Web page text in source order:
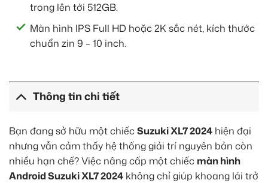
trong lên tới 512GB.
Màn hình IPS Full HD hoặc 2K sắc nét, kích thước
chuẩn zin 9 – 10 inch.
Thông tin chi tiết
Bạn đang sở hữu một chiếcSuzuki XL7 2024 hiện đại
nhưng vẫn cảm thấy hệ thống giải trí nguyên bản còn
nhiều hạn chế? Việc nâng cấp một chiếc màn hình
Android Suzuki XL7 2024 không chỉ giúp khoang lái trở